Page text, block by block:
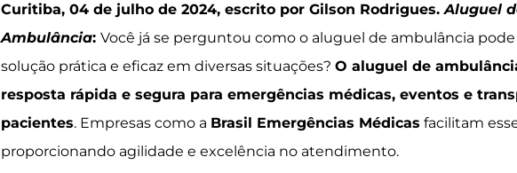
Curitiba, 04 de julho de 2024, escrito por Gilson Rodrigues.Aluguel
Ambulância:Você já se perguntou como o aluguel de ambulância
solução prática e eficaz em diversas situações?O aluguel de
resposta rápida e segura para emergências médicas, eventos e
pacientes. Empresas como a Brasil Emergências Médicas facilitam
proporcionando agilidade e excelência no atendimento.